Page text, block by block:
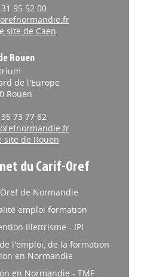
95 52 00
site de Caen
Rouen
de l'Europe
Rouen
73 77 82
site de Rouen
du Carif-Oref
de Normandie
emploi formation
Illettrisme - IPI
l'emploi, de la formation
en Normandie
en Normandie - TMF